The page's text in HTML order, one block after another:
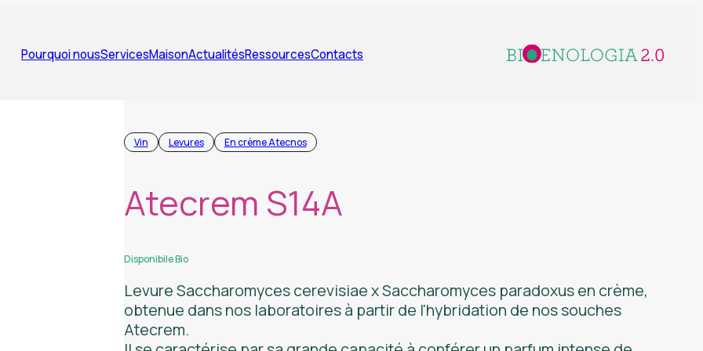
Pourquoi nousServicesMaisonActualitésRessourcesContacts
Vin Levures En crème Atecnos
Atecrem S14A
Disponibile Bio
LevureSaccharomyces cerevisiae x Saccharomyces paradoxusen crème,
obtenue dans nos laboratoires à partir de l'hybridation de nos souches
Atecrem.